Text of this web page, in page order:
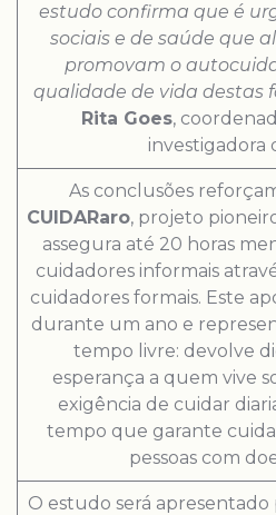
estudo confirma que é
sociais e de saúde que
promovam o
qualidade de vida destas
Rita Goes,
investigadora
As conclusões
CUIDARaro, projeto
assegura até 20 horas
cuidadores informais
cuidadores formais. Este
durante um ano e
tempo livre: devolve
esperança a quem vive
exigência de cuidar
tempo que garante
pessoas com
O estudo será